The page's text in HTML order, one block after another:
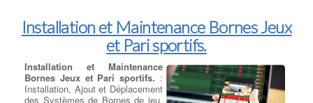
Changement Ecran - Ecran noir
° L'écran est
complètement noir et ne présente
même pas une image sombre ou
floue. à COLOMARS, Assurez-
vous que vos réglages de
luminosité ne sont pas réduits. Si
Installation et Maintenance Bornes Jeux
et Pari sportifs.
Installation et Maintenance
Bornes Jeux et Pari sportifs. :
Installation, Ajout et Déplacement
des Systèmes de Bornes de jeu,